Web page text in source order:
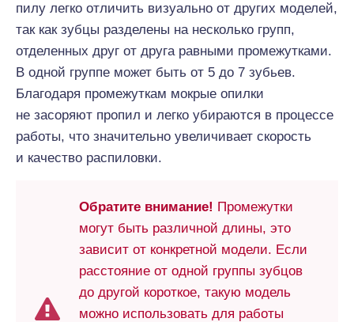
пилу легко отличить визуально от других моделей,
так как зубцы разделены на несколько групп,
отделенных друг от друга равными промежутками.
В одной группе может быть от 5 до 7 зубьев.
Благодаря промежуткам мокрые опилки
не засоряют пропил и легко убираются в процессе
работы, что значительно увеличивает скорость
и качество распиловки.
Обратите внимание! Промежутки
могут быть различной длины, это
зависит от конкретной модели. Если
расстояние от одной группы зубцов
до другой короткое, такую модель
можно использовать для работы